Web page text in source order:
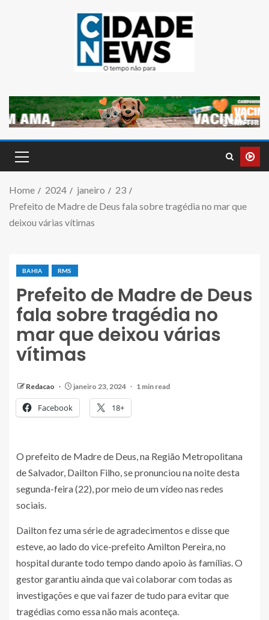
Home 2024 janeiro
23
Prefeito de Madre de Deus fala sobre tragédia no mar que
deixou várias vítimas
BAHIA RMS
Prefeito de Madre de Deus
fala sobre tragédia no
mar que deixou várias
vítimas
Redacao janeiro 23, 2024 1 min read
Facebook 18+
O prefeito de Madre de Deus, na Região Metropolitana
de Salvador, Dailton Filho, se pronunciou na noite desta
segunda-feira (22), por meio de um vídeo nas redes
sociais.
Dailton fez uma série de agradecimentos e disse que
esteve, ao lado do vice-prefeito Amilton Pereira, no
hospital durante todo tempo dando apoio às famílias. O
gestor garantiu ainda que vai colaborar com todas as
investigações e que vai fazer de tudo para evitar que
tragédias como essa não mais aconteça.